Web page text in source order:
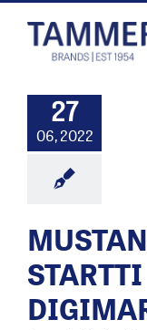
27
06, 2022
STARTTI